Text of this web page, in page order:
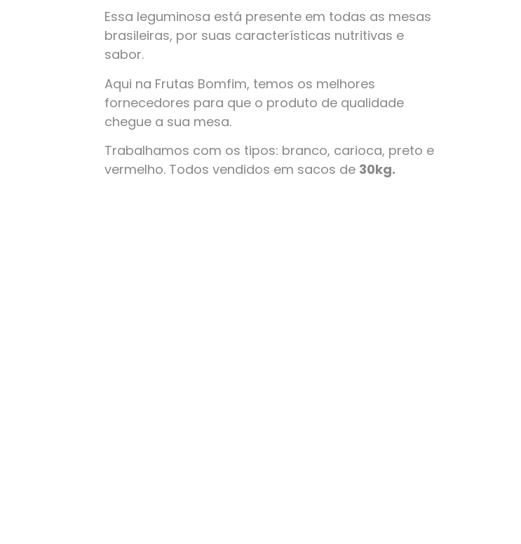
Essa leguminosa está presente em todas as mesas
brasileiras, por suas características nutritivas e
sabor.
Aqui na Frutas Bomfim, temos os melhores
fornecedores para que o produto de qualidade
chegue a sua mesa.
Trabalhamos com os tipos: branco, carioca, preto e
vermelho. Todos vendidos em sacos de 30kg.